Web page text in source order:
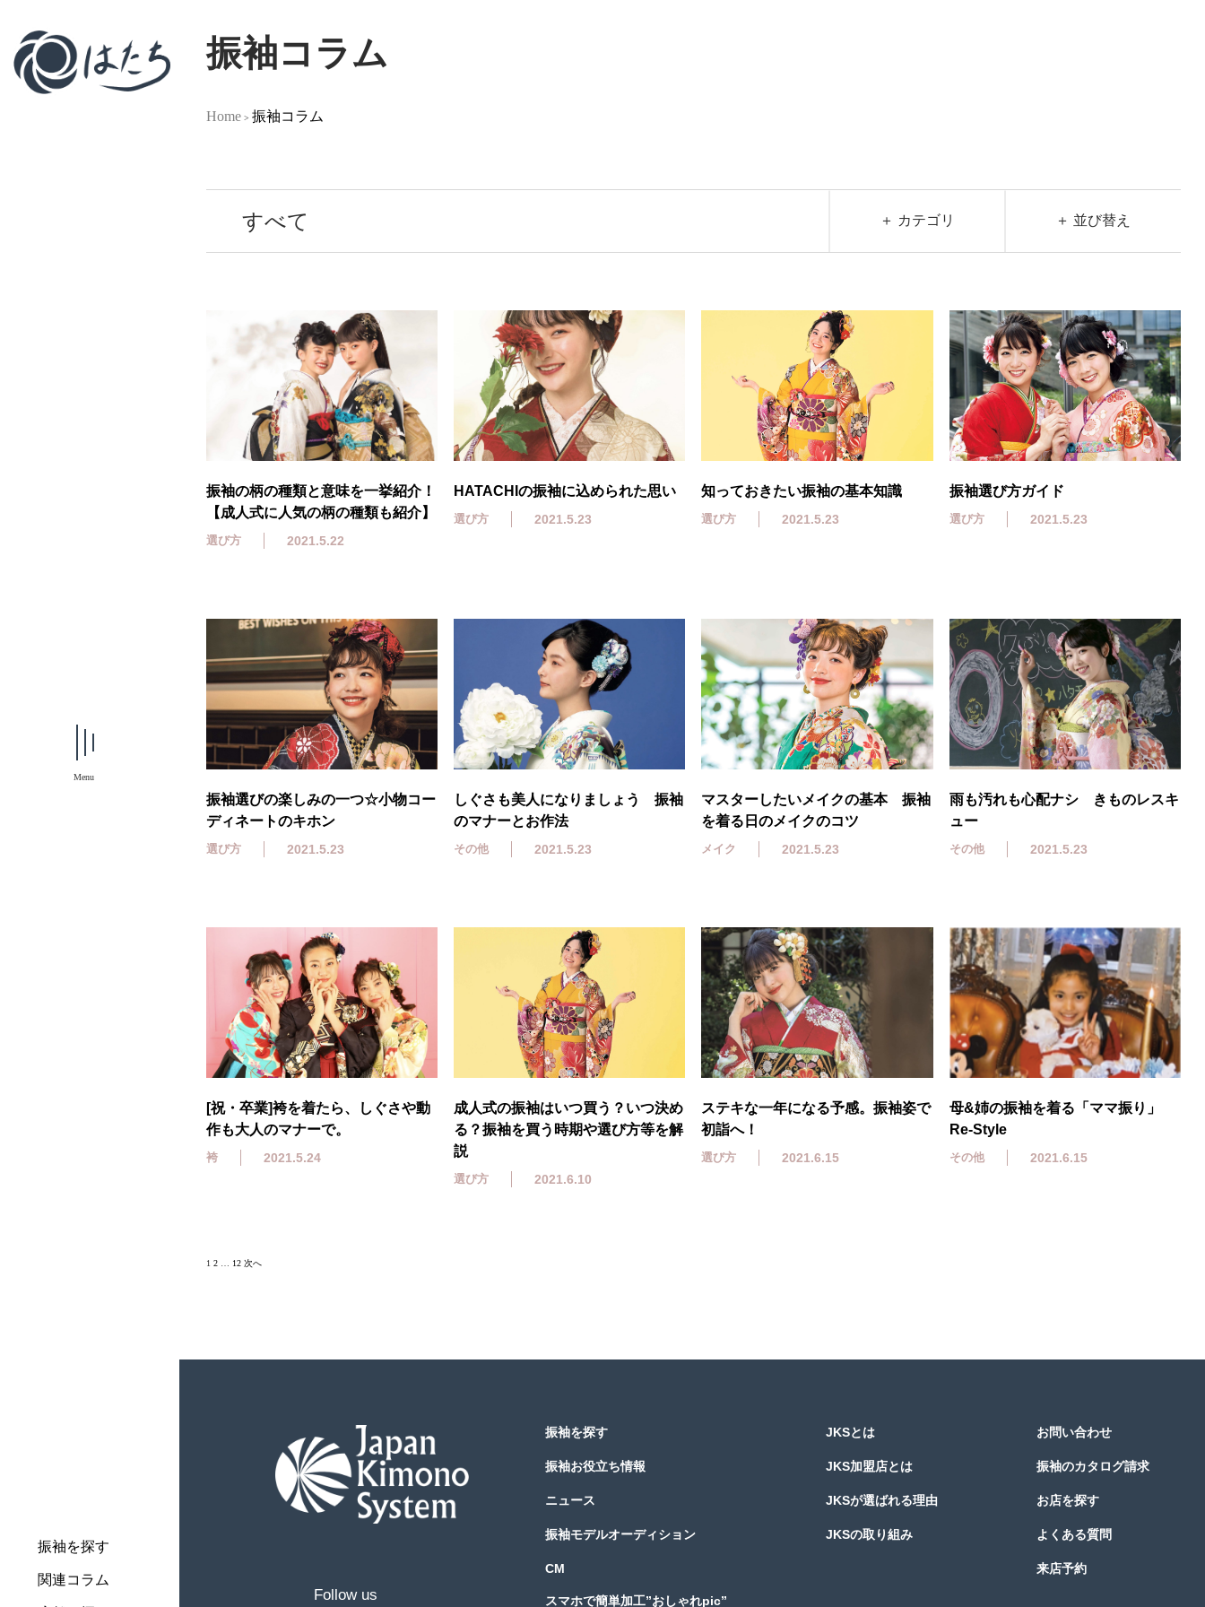
振袖を探す
関連コラム
Menu
振袖コラム
Home > 振袖コラム
すべて ＋ カテゴリ ＋ 並び替え
振袖の柄の種類と意味を一挙紹介！
【成人式に人気の柄の種類も紹介】
選び方 2021.5.22
HATACHIの振袖に込められた思い
選び方 2021.5.23
知っておきたい振袖の基本知識
選び方 2021.5.23
振袖選び方ガイド
選び方 2021.5.23
振袖選びの楽しみの一つ☆小物コー
ディネートのキホン
選び方 2021.5.23
しぐさも美人になりましょう 振袖
のマナーとお作法
その他 2021.5.23
マスターしたいメイクの基本 振袖
を着る日のメイクのコツ
メイク 2021.5.23
雨も汚れも心配ナシ きものレスキ
ュー
その他 2021.5.23
[祝・卒業]袴を着たら、しぐさや動
作も大人のマナーで。
袴 2021.5.24
成人式の振袖はいつ買う？いつ決め
る？振袖を買う時期や選び方等を解
説
選び方 2021.6.10
ステキな一年になる予感。振袖姿で
初詣へ！
選び方 2021.6.15
母&姉の振袖を着る「ママ振り」
Re-Style
その他 2021.6.15
投
1 2 12 次へ
Follow us
振袖を探す
振袖お役立ち情報
ニュース
振袖モデルオーディション
CM
スマホで簡単加工”おしゃれpic”
JKSとは
JKS加盟店とは
JKSが選ばれる理由
JKSの取り組み
お問い合わせ
振袖のカタログ請求
お店を探す
よくある質問
来店予約